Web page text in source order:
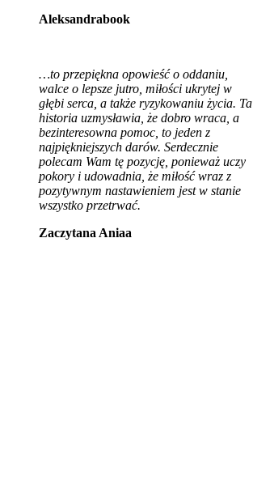
Aleksandrabook
…to przepiękna opowieść o oddaniu,
walce o lepsze jutro, miłości ukrytej w
głębi serca, a także ryzykowaniu życia. Ta
historia uzmysławia, że dobro wraca, a
bezinteresowna pomoc, to jeden z
najpiękniejszych darów. Serdecznie
polecam Wam tę pozycję, ponieważ uczy
pokory i udowadnia, że miłość wraz z
pozytywnym nastawieniem jest w stanie
wszystko przetrwać.
Zaczytana Aniaa